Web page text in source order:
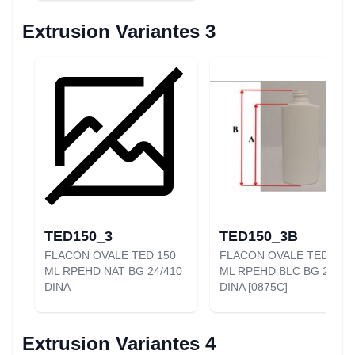
Extrusion Variantes 3
TED150_3
FLACON OVALE TED 150
ML RPEHD NAT BG 24/410
DINA
TED150_3B
FLACON OVALE TED 150
ML RPEHD BLC BG 24/
DINA [0875C]
Extrusion Variantes 4